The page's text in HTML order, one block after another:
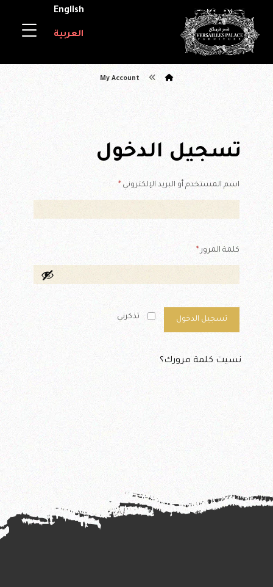
English
العربية
My Account
تسجيل الدخول
اسم المستخدم أو البريد الإلكتروني*
كلمة المرور*
تذكرني تسجيل الدخول
نسيت كلمة مرورك؟